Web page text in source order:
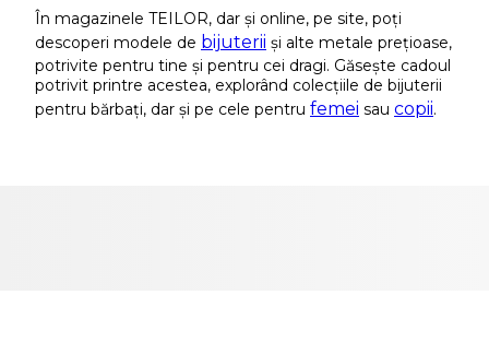
În magazinele TEILOR, dar și online, pe site, poți
descoperi modele de bijuterii și alte metale prețioase,
potrivite pentru tine și pentru cei dragi. Găsește cadoul
potrivit printre acestea, explorând colecțiile de bijuterii
pentru bărbați, dar și pe cele pentru femei sau copii.